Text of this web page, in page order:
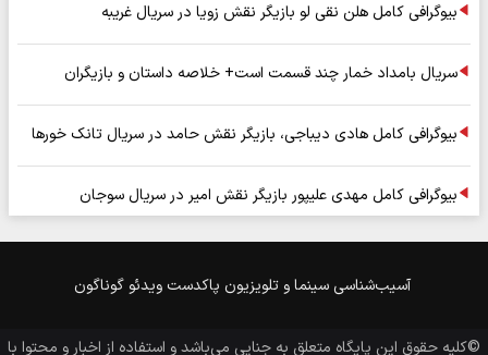
بیوگرافی کامل هلن نقی لو بازیگر نقش زویا در سریال غریبه
سریال بامداد خمار چند قسمت است+ خلاصه داستان و بازیگران
بیوگرافی کامل هادی دیباجی، بازیگر نقش حامد در سریال تانک خورها
بیوگرافی کامل مهدی علیپور بازیگر نقش امیر در سریال سوجان
آسیب‌شناسی سینما و تلویزیون پاکدست ویدئو گوناگون
©کلیه حقوق این پایگاه متعلق به جنایی می‌باشد و استفاده از اخبار و محتوا با